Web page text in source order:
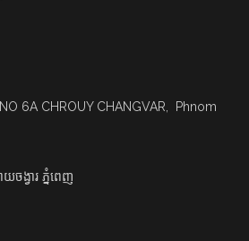
6A CHROUY CHANGVAR, Phnom
ចង្វារ ភ្នំពេញ